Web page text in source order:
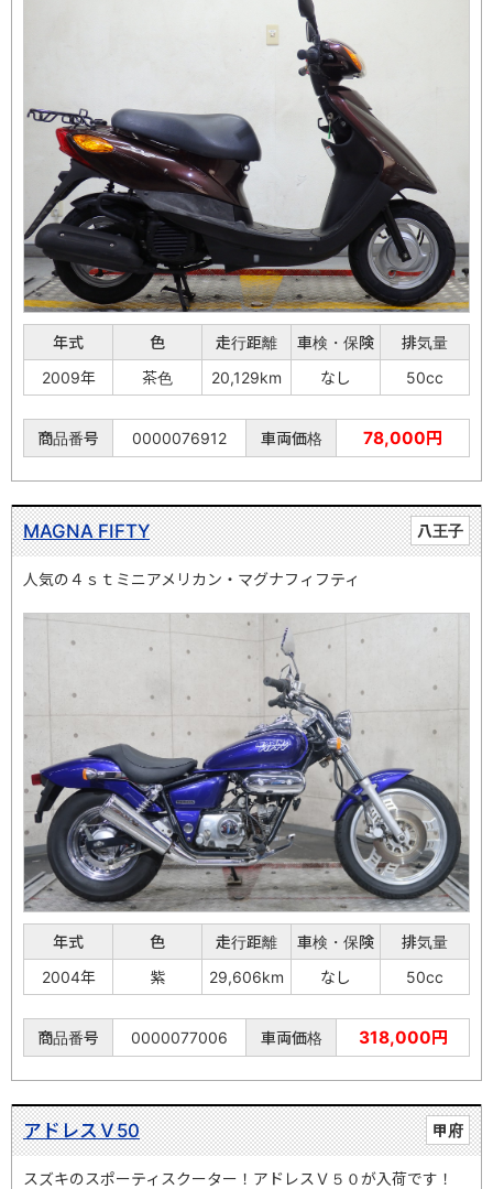
年式 色 走行距離 車検・保険
排気量
2009年
茶色 20,129km なし 50cc
商品番号 0000076912 車両価格 78,000円
八王子
MAGNA FIFTY
人気の４ｓｔミニアメリカン・マグナフィフティ
年式 色 走行距離 車検・保険
排気量
2004年
紫 29,606km なし 50cc
商品番号 0000077006 車両価格 318,000円
甲府
アドレスＶ50
スズキのスポーティスクーター！アドレスＶ５０が入荷です！